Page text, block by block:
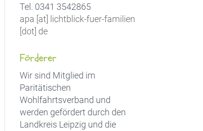
Tel. 0341 3542865
apa [at] lichtblick-fuer-familien
[dot] de
Förderer
Wir sind Mitglied im
Paritätischen
Wohlfahrtsverband und
werden gefördert durch den
Landkreis Leipzig und die